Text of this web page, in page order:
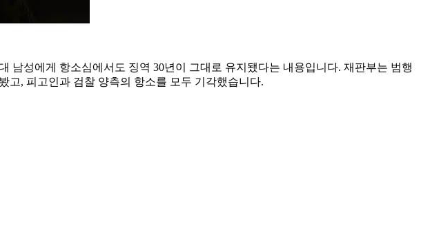
남성에게 항소심에서도 징역 30년이 그대로 유지됐다는 내용입니다. 재판부는 범행
고, 피고인과 검찰 양측의 항소를 모두 기각했습니다.